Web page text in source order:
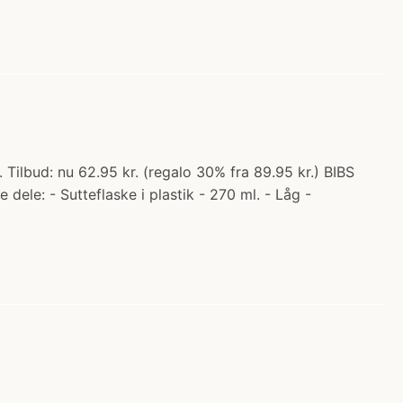
nu 62.95 kr. (regalo 30% fra 89.95 kr.) BIBS
- Sutteflaske i plastik - 270 ml. - Låg -